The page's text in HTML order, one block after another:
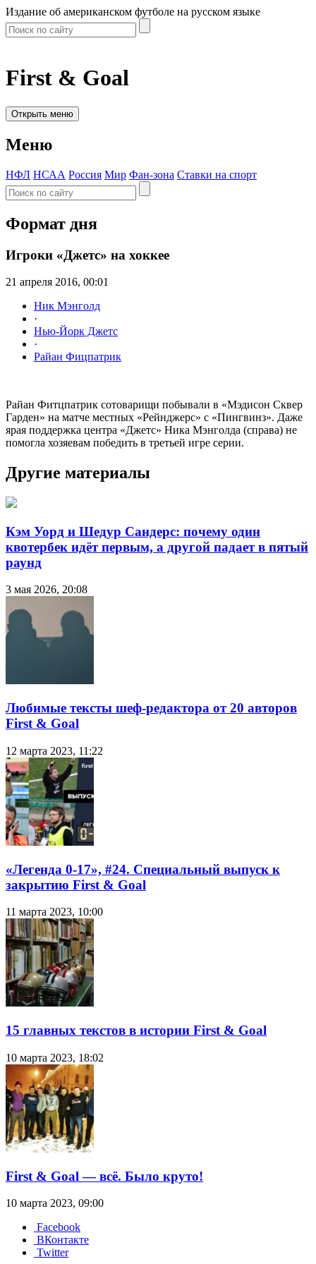
Издание об американском футболе на русском языке
First & Goal
Открыть меню
Меню
НФЛ НСАА Россия Мир Фан-зона Ставки на спорт
Формат дня
Игроки «Джетс» на хоккее
21 апреля 2016, 00:01
Ник Мэнголд
·
Нью-Йорк Джетс
·
Райан Фицпатрик
Райан Фитцпатрик сотоварищи побывали в «Мэдисон Сквер
Гарден» на матче местных «Рейнджерс» с «Пингвинз». Даже
ярая поддержка центра «Джетс» Ника Мэнголда (справа) не
помогла хозяевам победить в третьей игре серии.
Другие материалы
Кэм Уорд и Шедур Сандерс: почему один
квотербек идёт первым, а другой падает в пятый
раунд
3 мая 2026, 20:08
Любимые тексты шеф-редактора от 20 авторов
First & Goal
12 марта 2023, 11:22
«Легенда 0-17», #24. Специальный выпуск к
закрытию First & Goal
11 марта 2023, 10:00
15 главных текстов в истории First & Goal
10 марта 2023, 18:02
First & Goal — всё. Было круто!
10 марта 2023, 09:00
Facebook
ВКонтакте
Twitter